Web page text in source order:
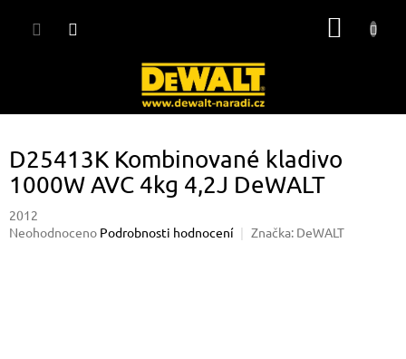
D25413K Kombinované kladivo
1000W AVC 4kg 4,2J DeWALT
2012
Průměrné
Neohodnoceno Podrobnosti hodnocení Značka: DeWALT